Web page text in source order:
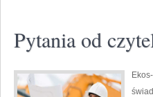
Pytania od